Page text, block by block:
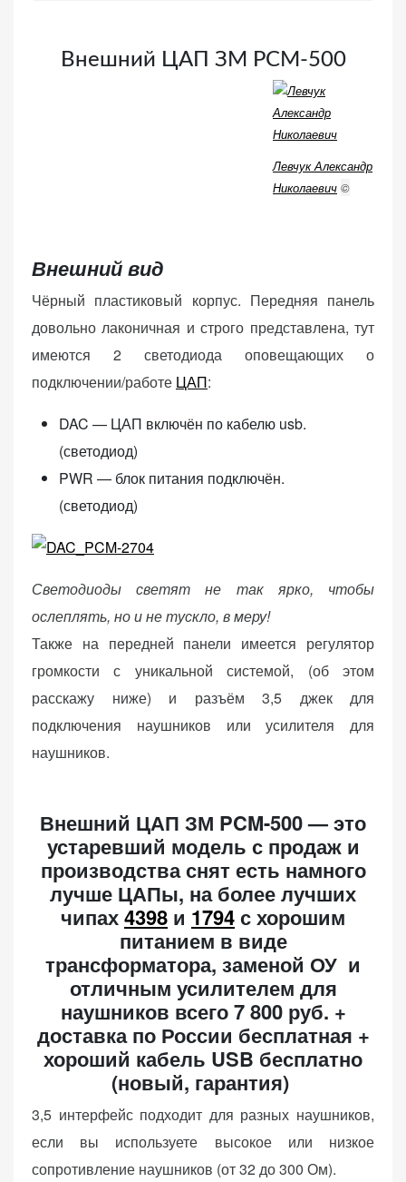
Внешний ЦАП ЗМ PCM-500
Левчук Александр
Николаевич ©
Внешний вид
Чёрный пластиковый корпус. Передняя панель
довольно лаконичная и строго представлена, тут
имеются 2 светодиода оповещающих о
подключении/работе ЦАП:
DAC — ЦАП включён по кабелю usb.
(светодиод)
PWR — блок питания подключён.
(светодиод)
Светодиоды светят не так ярко, чтобы
ослеплять, но и не тускло, в меру!
Также на передней панели имеется регулятор
громкости с уникальной системой, (об этом
расскажу ниже) и разъём 3,5 джек для
подключения наушников или усилителя для
наушников.
Внешний ЦАП ЗМ PCM-500 — это
устаревший модель с продаж и
производства снят есть намного
лучше ЦАПы, на более лучших
чипах4398 и 1794с хорошим
питанием в виде
трансформатора, заменой ОУ и
отличным усилителем для
наушников всего 7 800 руб. +
доставка по России бесплатная +
хороший кабель USB бесплатно
(новый, гарантия)
3,5 интерфейс подходит для разных наушников,
если вы используете высокое или низкое
сопротивление наушников (от 32 до 300 Ом).
ваших интересов.
предложений.